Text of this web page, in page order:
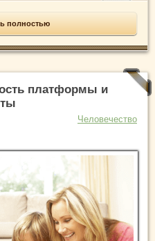
полностью
платформы и
Человечество